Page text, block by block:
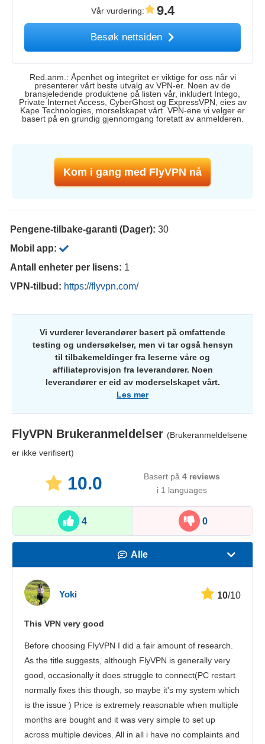
Vår vurdering: 9.4
Besøk nettsiden
Red.anm.: Åpenhet og integritet er viktige for oss når vi
presenterer vårt beste utvalg av VPN-er. Noen av de
bransjeledende produktene på listen vår, inkludert Intego,
Private Internet Access, CyberGhost og ExpressVPN, eies av
Kape Technologies, morselskapet vårt. VPN-ene vi velger er
basert på en grundig gjennomgang foretatt av anmelderen.
Kom i gang med FlyVPN nå
Pengene-tilbake-garanti (Dager): 30
Mobil app:
Antall enheter per lisens: 1
VPN-tilbud: https://flyvpn.com/
Vi vurderer leverandører basert på omfattende
testing og undersøkelser, men vi tar også hensyn
til tilbakemeldinger fra leserne våre og
affiliateprovisjon fra leverandører. Noen
leverandører er eid av moderselskapet vårt.
Les mer
FlyVPN Brukeranmeldelser (Brukeranmeldelsene
er ikke verifisert)
10.0 Basert på4 reviews
i 1 languages
4 0
Alle
Kundestøtte
Yoki 10/10
This VPN very good
Before choosing FlyVPN I did a fair amount of research.
As the title suggests, although FlyVPN is generally very
good, occasionally it does struggle to connect(PC restart
normally fixes this though, so maybe it's my system which
is the issue ) Price is extremely reasonable when multiple
months are bought and it was very simple to set up
across multiple devices. All in all i have no complaints and